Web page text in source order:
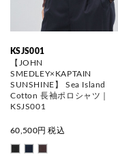
KSJS001
【JOHN
SMEDLEY×KAPTAIN
SUNSHINE】 Sea Island
Cotton 長袖ポロシャツ｜
KSJS001
60,500円 税込